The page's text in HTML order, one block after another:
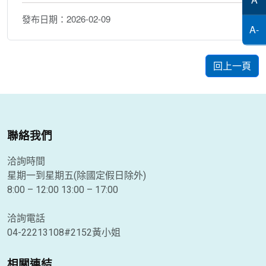
發布日期： 2026-02-09
回上一頁
聯絡我們
洽詢時間
星期一到星期五(除國定假日除外)
8:00 – 12:00 13:00 – 17:00
洽詢電話
04-22213108#2152黃小姐
A-